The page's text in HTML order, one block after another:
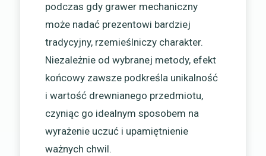
podczas gdy grawer mechaniczny
może nadać prezentowi bardziej
tradycyjny, rzemieślniczy charakter.
Niezależnie od wybranej metody, efekt
końcowy zawsze podkreśla unikalność
i wartość drewnianego przedmiotu,
czyniąc go idealnym sposobem na
wyrażenie uczuć i upamiętnienie
ważnych chwil.